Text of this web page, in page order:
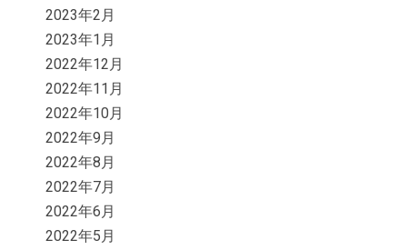
2023年2月
2023年1月
2022年12月
2022年11月
2022年10月
2022年9月
2022年8月
2022年7月
2022年6月
2022年5月